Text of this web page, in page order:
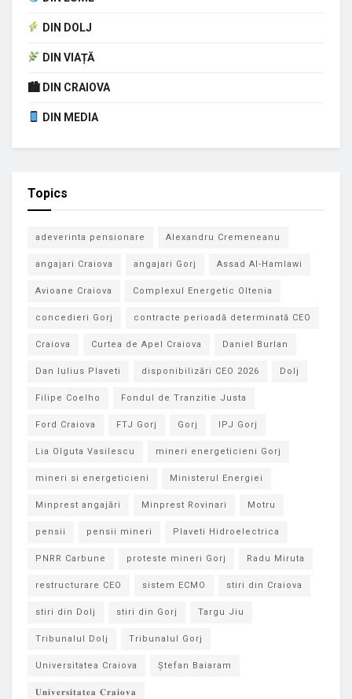
DIN DOLJ
DIN VIAȚĂ
🏙 DIN CRAIOVA
DIN MEDIA
Topics
adeverinta pensionare Alexandru Cremeneanu
angajari Craiova angajari Gorj Assad Al-Hamlawi
Avioane Craiova Complexul Energetic Oltenia
concedieri Gorj contracte perioadă determinată CEO
Craiova Curtea de Apel Craiova Daniel Burlan
Dan Iulius Plaveti disponibilizări CEO 2026 Dolj
Filipe Coelho Fondul de Tranzitie Justa
Ford Craiova FTJ Gorj Gorj IPJ Gorj
Lia Olguta Vasilescu mineri energeticieni Gorj
mineri si energeticieni Ministerul Energiei
Minprest angajări Minprest Rovinari Motru
pensii pensii mineri Plaveti Hidroelectrica
PNRR Carbune proteste mineri Gorj Radu Miruta
restructurare CEO sistem ECMO stiri din Craiova
stiri din Dolj stiri din Gorj Targu Jiu
Tribunalul Dolj Tribunalul Gorj
Universitatea Craiova Ștefan Baiaram
𝐔𝐧𝐢𝐯𝐞𝐫𝐬𝐢𝐭𝐚𝐭𝐞𝐚 𝐂𝐫𝐚𝐢𝐨𝐯𝐚